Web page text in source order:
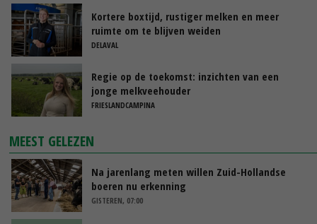
Kortere boxtijd, rustiger melken en meer
ruimte om te blijven weiden
DELAVAL
Regie op de toekomst: inzichten van een
jonge melkveehouder
FRIESLANDCAMPINA
MEEST GELEZEN
Na jarenlang meten willen Zuid-Hollandse
boeren nu erkenning
GISTEREN, 07:00